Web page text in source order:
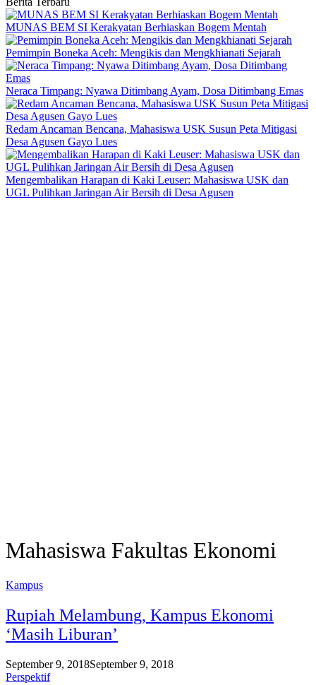
MUNAS BEM SI Kerakyatan Berhiaskan Bogem Mentah
Pemimpin Boneka Aceh: Mengikis dan Mengkhianati Sejarah
Neraca Timpang: Nyawa Ditimbang Ayam, Dosa Ditimbang Emas
Redam Ancaman Bencana, Mahasiswa USK Susun Peta Mitigasi
Desa Agusen Gayo Lues
Mengembalikan Harapan di Kaki Leuser: Mahasiswa USK dan
UGL Pulihkan Jaringan Air Bersih di Desa Agusen
Mahasiswa Fakultas Ekonomi
Kampus
Rupiah Melambung, Kampus Ekonomi
‘Masih Liburan’
September 9, 2018September 9, 2018
Perspektif